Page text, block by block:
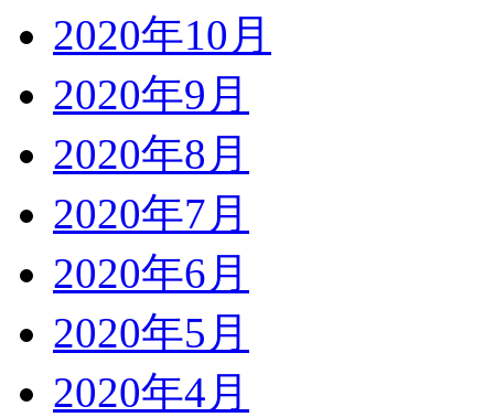
2020年10月
2020年9月
2020年8月
2020年7月
2020年6月
2020年5月
2020年4月